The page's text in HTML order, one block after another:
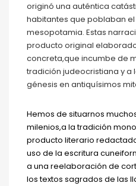
originó una auténtica
habitantes que poblaban
mesopotamia. Estas
producto original
concreta,que incumbe de
tradición judeocristiana y a
génesis en antiquísimos
Hemos de situarnos
milenios,a la tradición
producto literario
uso de la escritura
a una reelaboración de
los textos sagrados de las